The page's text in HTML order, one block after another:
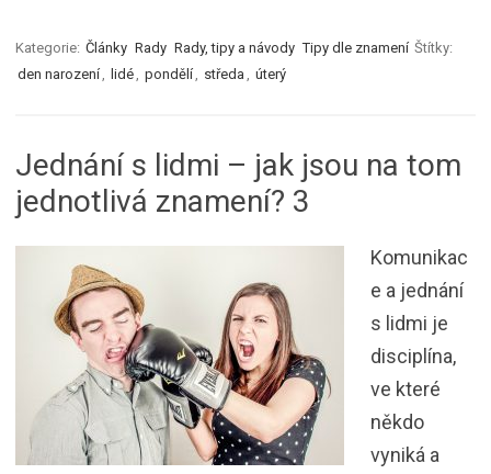
Kategorie: Články Rady Rady, tipy a návody Tipy dle znamení Štítky:
den narození
lidé pondělí středa úterý
Jednání s lidmi – jak jsou na tom
jednotlivá znamení? 3
Komunikac
e a jednání
s lidmi je
disciplína,
ve které
někdo
vyniká a